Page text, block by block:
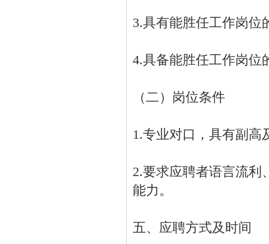
3.具有能胜任工作岗位
4.具备能胜任工作岗位
（二）岗位条件
1.专业对口，具有副高
2.要求应聘者语言流利
能力。
五、应聘方式及时间